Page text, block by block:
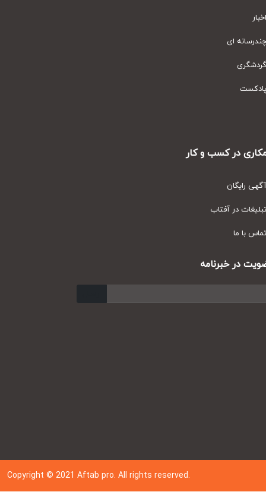
ای
در کسب و کار
رایگان
در آفتاب
با ما
در خبرنامه
Copyright © 202 1Aftab pro. All rights reserved.